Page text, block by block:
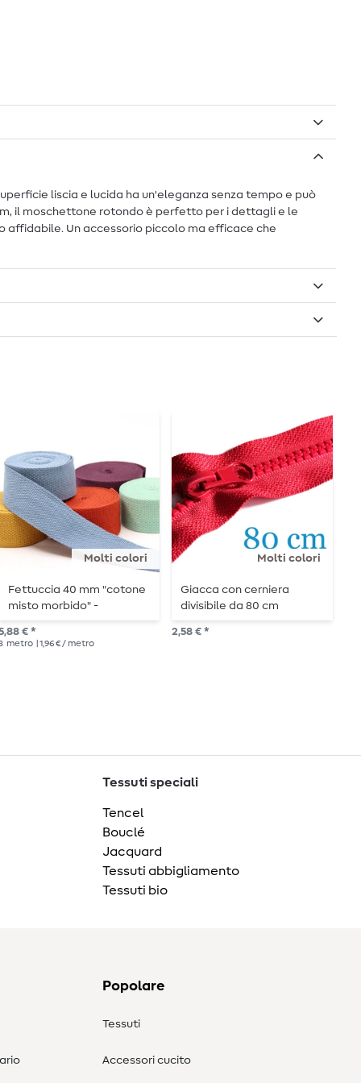
liscia e lucida ha un'eleganza senza tempo e può
il moschettone rotondo è perfetto per i dettagli e le
affidabile. Un accessorio piccolo ma efficace che
Molti colori
Fettuccia 40 mm "cotone
misto morbido" -
lunghezza 3 m
€ *
metro | 1,96 € / metro
Molti colori
Giacca con cerniera
divisibile da 80 cm
2,58 € *
Tessuti speciali
Tencel
Bouclé
Jacquard
Tessuti abbigliamento
Tessuti bio
Popolare
Tessuti
Accessori cucito